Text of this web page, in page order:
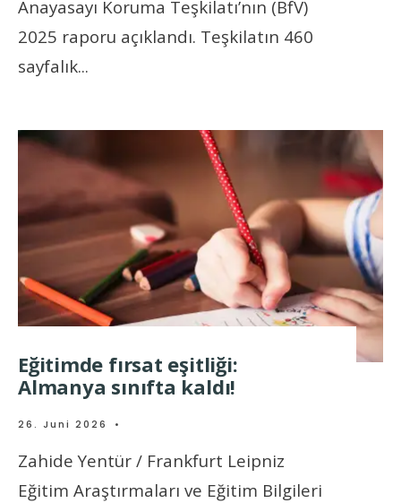
Anayasayı Koruma Teşkilatı’nın (BfV)
2025 raporu açıklandı. Teşkilatın 460
sayfalık...
Eğitimde fırsat eşitliği:
Almanya sınıfta kaldı!
26. Juni 2026 •
Zahide Yentür / Frankfurt Leipniz
Eğitim Araştırmaları ve Eğitim Bilgileri